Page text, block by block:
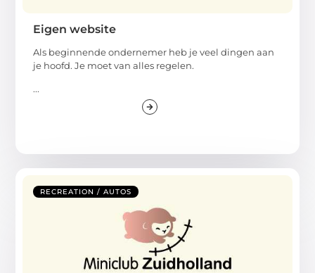
Eigen website
Als beginnende ondernemer heb je veel dingen aan
je hoofd. Je moet van alles regelen.
...
RECREATION / AUTOS